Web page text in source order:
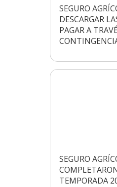
SEGURO
DESCARGAR
PAGAR A
SEGURO
TEMPORADA